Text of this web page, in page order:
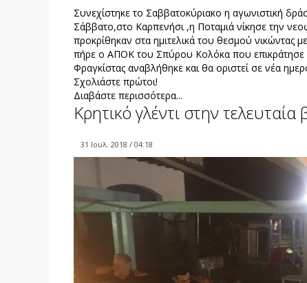
Συνεχίστηκε το Σαββατοκύριακο η αγωνιστική
Σάββατο,στο Καρπενήσι ,η Ποταμιά νίκησε την
προκρίθηκαν στα ημιτελικά του θεσμού νικώντας
πήρε ο ΑΠΟΚ του Σπύρου Κολόκα που επικράτησε
Φραγκίστας αναβλήθηκε και θα οριστεί σε νέα
Σχολιάστε πρώτοι!
Διαβάστε περισσότερα...
Κρητικό γλέντι στην
31 Ιουλ. 2018 / 04:18